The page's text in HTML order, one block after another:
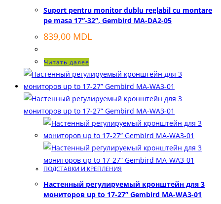
Suport pentru monitor dublu reglabil cu montare
pe masa 17”-32”, Gembird MA-DA2-05
839,00 MDL
Читать далее
ПОДСТАВКИ И КРЕПЛЕНИЯ
Настенный регулируемый кронштейн для 3
мониторов up to 17-27” Gembird MA-WA3-01